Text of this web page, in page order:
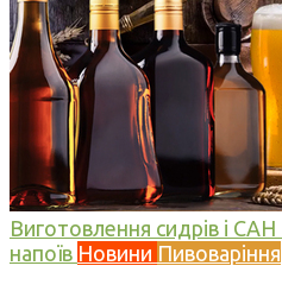
Виготовлення сидрів і САН
напоїв Новини Пивоваріння